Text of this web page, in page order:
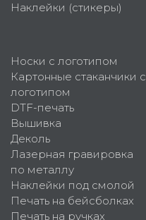
Наклейки (стикеры)
Носки с логотипом
Картонные стаканчики с
логотипом
DTF-печать
Вышивка
Деколь
Лазерная гравировка
по металлу
Наклейки под смолой
Печать на бейсболках
Печать на ручках